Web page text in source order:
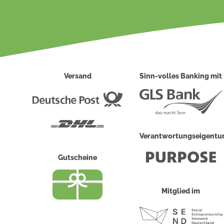
Versand
Deutsche
Gutscheine
Sinn-volles Banking mit
Mitglied im